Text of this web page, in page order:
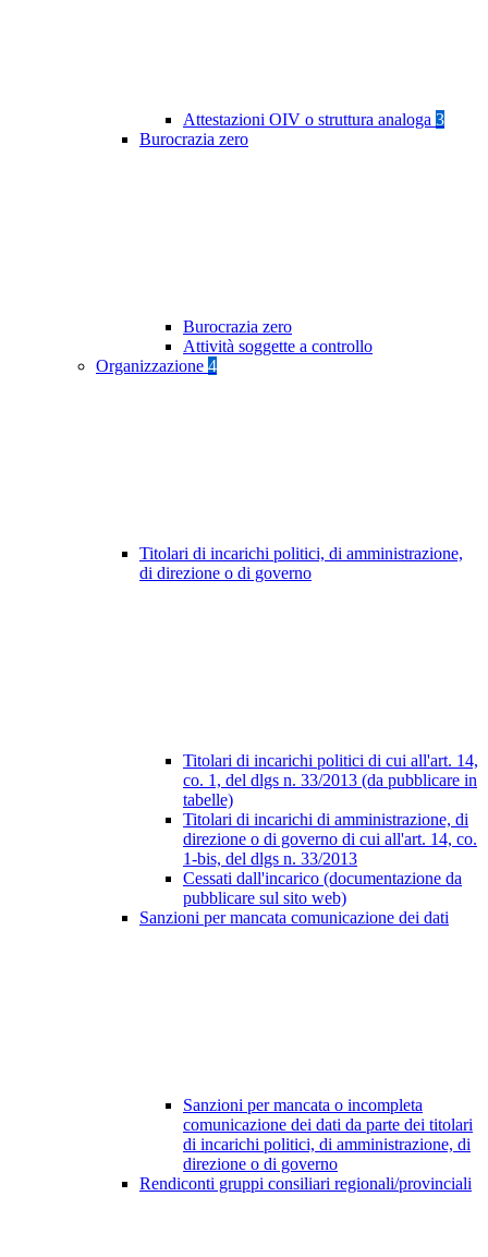
Attestazioni OIV o struttura analoga 3
Burocrazia zero
Burocrazia zero
Attività soggette a controllo
Organizzazione 4
Titolari di incarichi politici, di amministrazione,
di direzione o di governo
Titolari di incarichi politici di cui all'art. 14,
co. 1, del dlgs n. 33/2013 (da pubblicare in
tabelle)
Titolari di incarichi di amministrazione, di
direzione o di governo di cui all'art. 14, co.
1-bis, del dlgs n. 33/2013
Cessati dall'incarico (documentazione da
pubblicare sul sito web)
Sanzioni per mancata comunicazione dei dati
Sanzioni per mancata o incompleta
comunicazione dei dati da parte dei titolari
di incarichi politici, di amministrazione, di
direzione o di governo
Rendiconti gruppi consiliari regionali/provinciali